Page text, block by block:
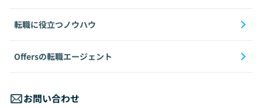
転職に役立つノウハウ
Offersの転職エージェント
お問い合わせ